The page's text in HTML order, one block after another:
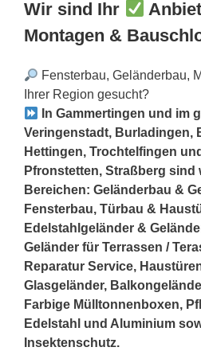
Wir sind Ihr
Montagen &
Fensterbau, Geländerbau,
Ihrer Region gesucht?
In Gammertingen und im
Veringenstadt, Burladingen,
Hettingen, Trochtelfingen
Pfronstetten, Straßberg sind
Bereichen: Geländerbau &
Fensterbau, Türbau &
Edelstahlgeländer &
Geländer für Terrassen /
Reparatur Service,
Glasgeländer,
Farbige Mülltonnenboxen,
Edelstahl und Aluminium
Insektenschutz.